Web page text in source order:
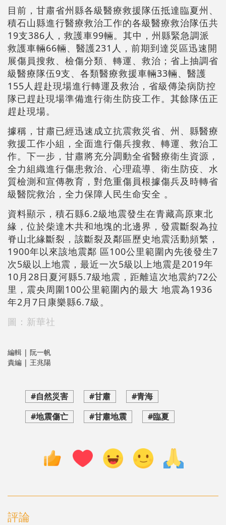
目前，甘肅省州縣各級醫療救援隊伍抵達臨夏州、
積石山縣進行醫療救治工作的各級醫療救治隊伍共
19支386人，救護車99輛。其中，州縣緊急調派
救護車輛66輛、醫護231人，前期到達災區迅速開
展傷員搜救、檢傷分類、轉運、救治；省上抽調省
級醫療隊伍9支、各類醫療救援車輛33輛、醫護
155人趕赴現場進行轉運及救治，省級傳染病防控
隊已趕赴現場準備進行衛生防疫工作。其餘隊伍正
趕赴現場。
據稱，甘肅已經迅速成立抗震救災省、州、縣醫療
救援工作小組，全面進行傷兵搜救、轉運、救治工
作。下一步，甘肅將充分調動全省醫療衛生資源，
全力組織進行傷患救治、心理疏導、衛生防疫、水
質檢測和宣傳教育，對危重傷員根據傷兵及時轉省
級醫院救治，全力保障人民生命安全 。
資料顯示，積石縣6.2級地震發生在青藏高原東北
緣，位於柴達木共和地塊的北邊界，發震斷裂為拉
脊山北緣斷裂，該斷裂及鄰區歷史地震活動頻繁，
1900年以來該地震鄰 區100公里範圍內先後發生7
次5級以上地震，最近一次5級以上地震是2019年
10月28日夏河縣5.7級地震，距離這次地震約72公
里，震央周圍100公里範圍內的最大 地震為1936
年2月7日康樂縣6.7級。
圖：新華社
編輯 | 阮一帆
責編 | 王兆陽
#自然災害 #甘肅
#青海
#地震傷亡
#甘肅地震 #臨夏
評論